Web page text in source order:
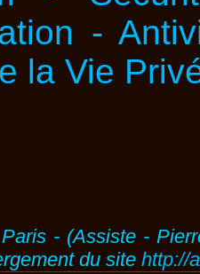
- (Assiste -
du site http://